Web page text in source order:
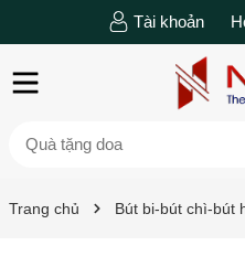
Tài khoản
Trang chủ Bút bi-bút chì-bút